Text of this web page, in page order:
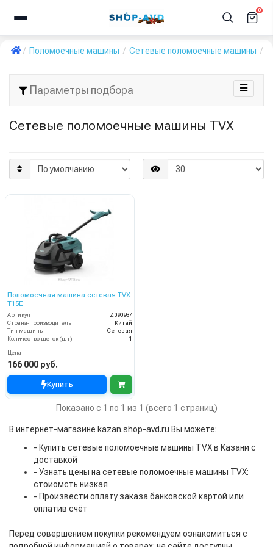
0
Поломоечные машины Сетевые поломоечные машины
Параметры подбора
Сетевые поломоечные машины TVX
Поломоечная машина сетевая TVX
T15E
Артикул
Z090934
Страна-производитель
Китай
Тип машины
Сетевая
Количество щеток (шт)
1
Цена
166 000 руб.
Купить
Показано с 1 по 1 из 1 (всего 1 страниц)
В интернет-магазине kazan.shop-avd.ru Вы можете:
- Купить сетевые поломоечные машины TVX в Казани с
доставкой
- Узнать цены на сетевые поломоечные машины TVX:
стоиомсть низкая
- Произвести оплату заказа банковской картой или
оплатив счёт
Перед совершением покупки рекомендуем ознакомиться с